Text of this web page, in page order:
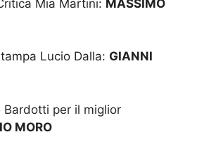
Mia Martini: MASSIMO
Lucio Dalla: GIANNI
Bardotti per il miglior
MORO